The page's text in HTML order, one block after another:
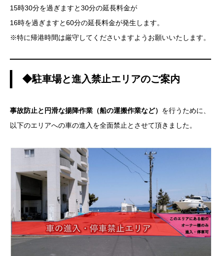
15時30分を過ぎますと30分の延長料金が
16時を過ぎますと60分の延長料金が発生します。
※特に帰港時間は厳守してくださいますようお願いいたします。
◆駐車場と進入禁止エリアのご案内
事故防止と円滑な揚降作業（船の運搬作業など） を行うために、
以下のエリアへの車の進入を全面禁止とさせて頂きました。